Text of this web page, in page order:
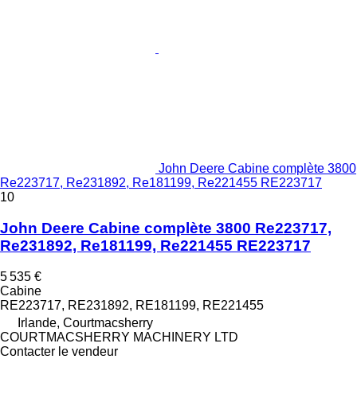
John Deere Cabine complète 3800
Re223717, Re231892, Re181199, Re221455 RE223717
10
John Deere Cabine complète 3800 Re223717,
Re231892, Re181199, Re221455 RE223717
5 535 €
Cabine
RE223717, RE231892, RE181199, RE221455
Irlande, Courtmacsherry
COURTMACSHERRY MACHINERY LTD
Contacter le vendeur